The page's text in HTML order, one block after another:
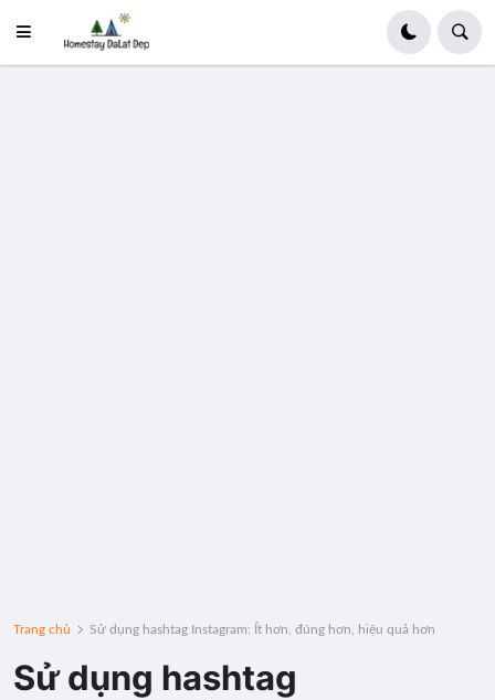
Trang chủ Sử dụng hashtag Instagram: Ít hơn, đúng hơn, hiệu quả hơn
Sử dụng hashtag